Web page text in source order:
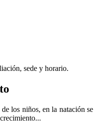
sede y horario.
los niños, en la natación se